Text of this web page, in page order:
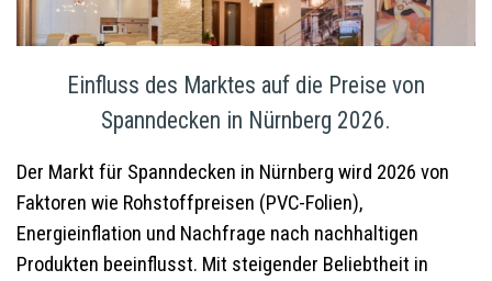
Einfluss des Marktes auf die Preise von
Spanndecken in Nürnberg 2026.
Der Markt für Spanndecken in Nürnberg wird 2026 von
Faktoren wie Rohstoffpreisen (PVC-Folien),
Energieinflation und Nachfrage nach nachhaltigen
Produkten beeinflusst. Mit steigender Beliebtheit in